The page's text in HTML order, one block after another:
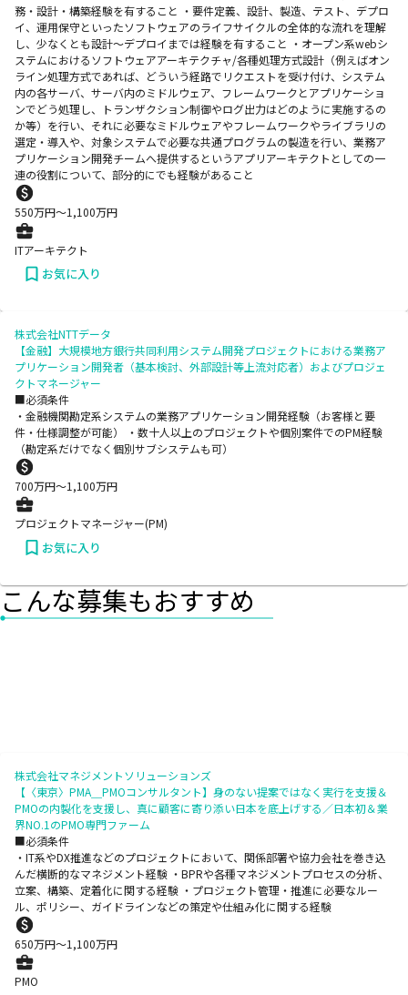
務・設計・構築経験を有すること ・要件定義、設計、製造、テスト、デプロ
イ、運用保守といったソフトウェアのライフサイクルの全体的な流れを理解
し、少なくとも設計～デプロイまでは経験を有すること ・オープン系webシ
ステムにおけるソフトウェアアーキテクチャ/各種処理方式設計（例えばオン
ライン処理方式であれば、どういう経路でリクエストを受け付け、システム
内の各サーバ、サーバ内のミドルウェア、フレームワークとアプリケーショ
ンでどう処理し、トランザクション制御やログ出力はどのように実施するの
か等）を行い、それに必要なミドルウェアやフレームワークやライブラリの
選定・導入や、対象システムで必要な共通プログラムの製造を行い、業務ア
プリケーション開発チームへ提供するというアプリアーキテクトとしての一
連の役割について、部分的にでも経験があること
550万円〜1,100万円
ITアーキテクト
お気に入り
株式会社NTTデータ
【金融】大規模地方銀行共同利用システム開発プロジェクトにおける業務ア
プリケーション開発者（基本検討、外部設計等上流対応者）およびプロジェ
クトマネージャー
■必須条件
・金融機関勘定系システムの業務アプリケーション開発経験（お客様と要
件・仕様調整が可能） ・数十人以上のプロジェクトや個別案件でのPM経験
（勘定系だけでなく個別サブシステムも可）
700万円〜1,100万円
プロジェクトマネージャー(PM)
お気に入り
こんな募集もおすすめ
株式会社マネジメントソリューションズ
【〈東京〉PMA＿PMOコンサルタント】身のない提案ではなく実行を支援＆
PMOの内製化を支援し、真に顧客に寄り添い日本を底上げする／日本初＆業
界NO.1のPMO専門ファーム
■必須条件
・IT系やDX推進などのプロジェクトにおいて、関係部署や協力会社を巻き込
んだ横断的なマネジメント経験 ・BPRや各種マネジメントプロセスの分析、
立案、構築、定着化に関する経験 ・プロジェクト管理・推進に必要なルー
ル、ポリシー、ガイドラインなどの策定や仕組み化に関する経験
650万円〜1,100万円
PMO